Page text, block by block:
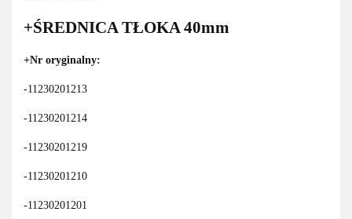
+ŚREDNICA TŁOKA 40mm
+Nr oryginalny:
-11230201213
-11230201214
-11230201219
-11230201210
-11230201201